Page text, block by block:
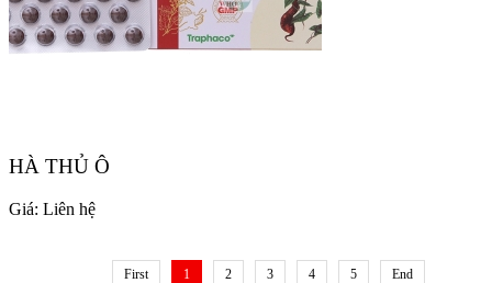
HÀ THỦ Ô
Giá: Liên hệ
First 1 2 3 4 5 End